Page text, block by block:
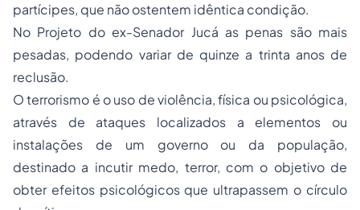
partícipes, que não ostentem idêntica condição.
No Projeto do ex-Senador Jucá as penas são mais
pesadas, podendo variar de quinze a trinta anos de
reclusão.
O terrorismo é o uso de violência, física ou psicológica,
através de ataques localizados a elementos ou
instalações de um governo ou da população,
destinado a incutir medo, terror, com o objetivo de
obter efeitos psicológicos que ultrapassem o círculo